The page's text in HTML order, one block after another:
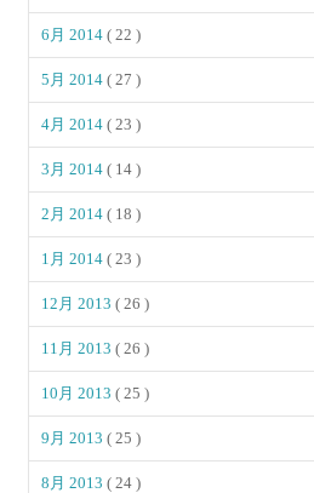
6月 2014( 22 )
5月 2014( 27 )
4月 2014( 23 )
3月 2014( 14 )
2月 2014( 18 )
1月 2014( 23 )
12月 2013( 26 )
11月 2013( 26 )
10月 2013( 25 )
9月 2013( 25 )
8月 2013( 24 )